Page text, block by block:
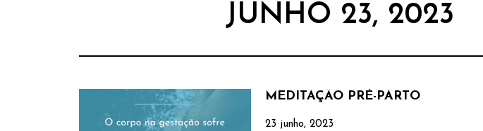
JUNHO 23, 2023
MEDITAÇÃO PRÉ-PARTO
23 junho, 2023